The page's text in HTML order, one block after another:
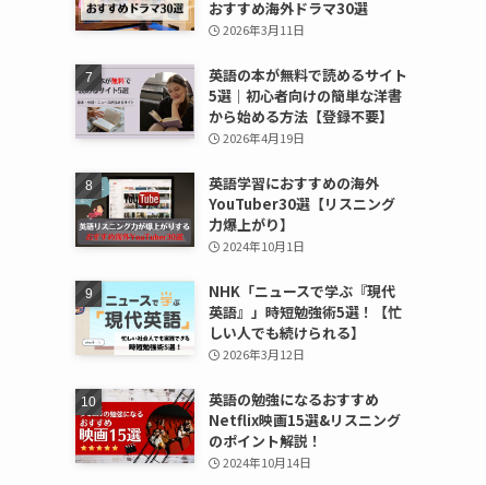
おすすめ海外ドラマ30選
2026年3月11日
英語の本が無料で読めるサイト
5選｜初心者向けの簡単な洋書
から始める方法【登録不要】
2026年4月19日
英語学習におすすめの海外
YouTuber30選【リスニング
力爆上がり】
2024年10月1日
NHK「ニュースで学ぶ『現代
英語』」時短勉強術5選！【忙
しい人でも続けられる】
2026年3月12日
英語の勉強になるおすすめ
Netflix映画15選&リスニング
のポイント解説！
2024年10月14日